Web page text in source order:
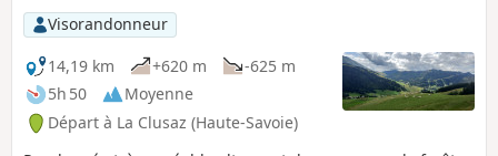
Visorandonneur
14,19 km
+620 m
-625 m
5h 50
Moyenne
Départ à La Clusaz (Haute-Savoie)